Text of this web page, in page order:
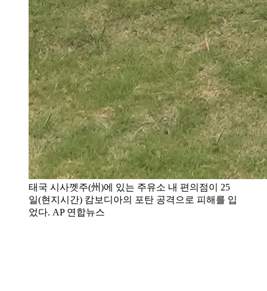
태국 시사껫주(州)에 있는 주유소 내 편의점이 25
일(현지시간) 캄보디아의 포탄 공격으로 피해를 입
었다. AP 연합뉴스